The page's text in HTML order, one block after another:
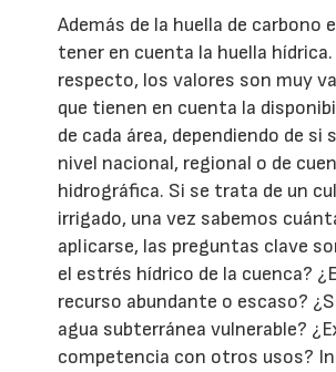
Además de la huella de carbono
tener en cuenta la huella
respecto, los valores son muy
que tienen en cuenta la
de cada área, dependiendo de si
nivel nacional, regional o de
hidrográfica. Si se trata de un
irrigado, una vez sabemos
aplicarse, las preguntas clave
el estrés hídrico de la cuenca?
recurso abundante o escaso?
agua subterránea vulnerable?
competencia con otros usos?